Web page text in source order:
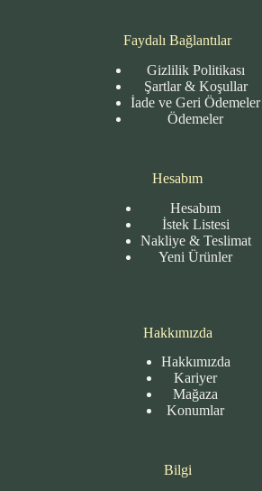
Faydalı Bağlantılar
Gizlilik Politikası
Şartlar & Koşullar
İade ve Geri Ödemeler
Ödemeler
Hesabım
Hesabım
İstek Listesi
Nakliye & Teslimat
Yeni Ürünler
Hakkımızda
Hakkımızda
Kariyer
Mağaza
Konumlar
Bilgi